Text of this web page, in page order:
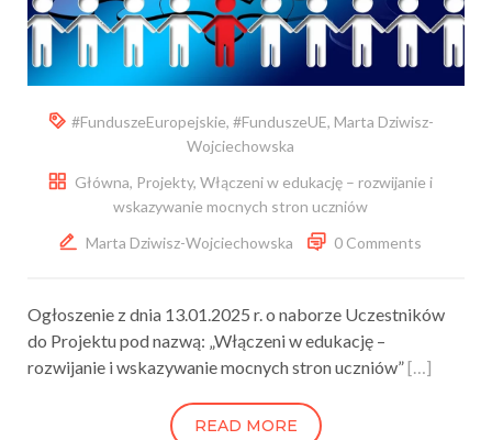
#FunduszeEuropejskie, #FunduszeUE, Marta Dziwisz-
Wojciechowska
Główna, Projekty, Włączeni w edukację – rozwijanie i
wskazywanie mocnych stron uczniów
Marta Dziwisz-Wojciechowska
0 Comments
Ogłoszenie z dnia 13.01.2025 r. o naborze Uczestników
do Projektu pod nazwą: „Włączeni w edukację –
rozwijanie i wskazywanie mocnych stron uczniów”[…]
READ MORE